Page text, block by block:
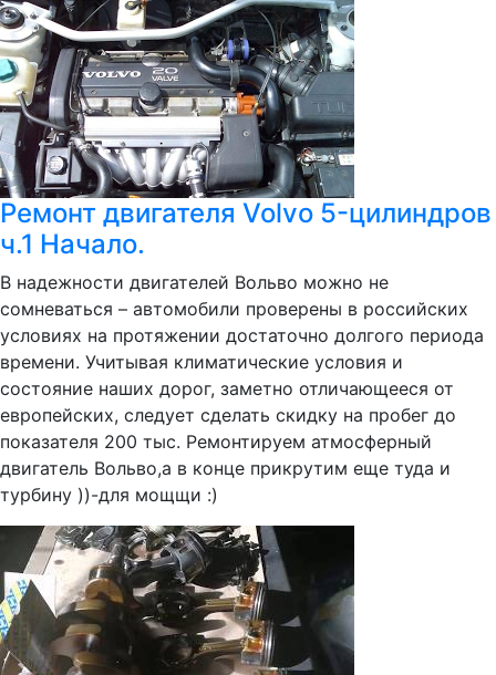
Ремонт двигателя Volvo 5-цилиндров
ч.1 Начало.
В надежности двигателей Вольво можно не
сомневаться – автомобили проверены в российских
условиях на протяжении достаточно долгого периода
времени. Учитывая климатические условия и
состояние наших дорог, заметно отличающееся от
европейских, следует сделать скидку на пробег до
показателя 200 тыс. Ремонтируем атмосферный
двигатель Вольво,а в конце прикрутим еще туда и
турбину ))-для мощщи :)